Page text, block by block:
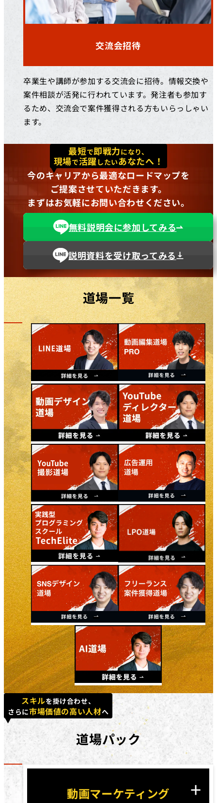
交流会招待
卒業生や講師が参加する交流会に招待。情報交換や
案件相談が活発に行われています。発注者も参加す
るため、交流会で案件獲得される方もいらっしゃい
ます。
最短で即戦力になり、
現場で活躍 したいあなたへ！
今のキャリアから最適なロードマップを
ご提案させていただきます。
まずはお気軽にお問い合わせください。
無料説明会に参加してみる
説明資料を受け取ってみる
道場一覧
スキルを掛け合わせ、
さらに市場価値の高い人材へ
道場パック
動画マーケティング